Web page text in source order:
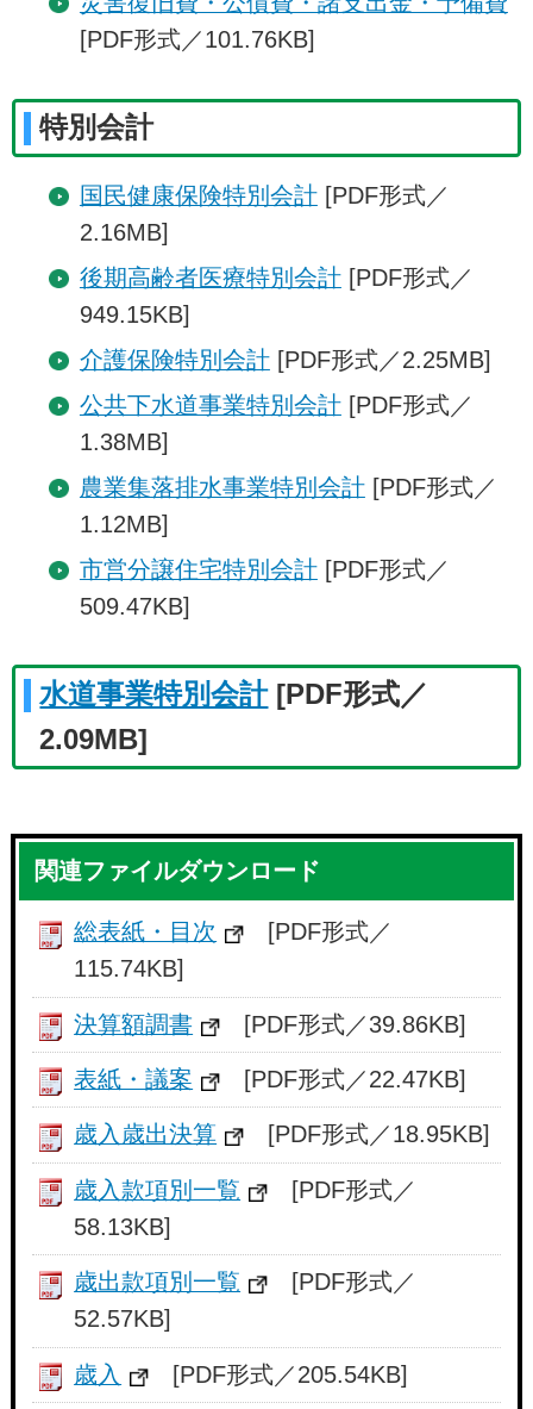
[PDF形式／101.76KB]
特別会計
国民健康保険特別会計[PDF形式／
2.16MB]
後期高齢者医療特別会計[PDF形式／
949.15KB]
介護保険特別会計[PDF形式／2.25MB]
公共下水道事業特別会計[PDF形式／
1.38MB]
農業集落排水事業特別会計[PDF形式／
1.12MB]
市営分譲住宅特別会計[PDF形式／
509.47KB]
水道事業特別会計[PDF形式／
2.09MB]
関連ファイルダウンロード
総表紙・目次
[PDF形式／
115.74KB]
決算額調書 [PDF形式／39.86KB]
表紙・議案 [PDF形式／22.47KB]
歳入歳出決算 [PDF形式／18.95KB]
歳入款項別一覧
[PDF形式／
58.13KB]
歳出款項別一覧
[PDF形式／
52.57KB]
歳入 [PDF形式／205.54KB]